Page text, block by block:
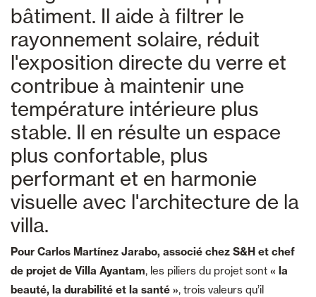
bâtiment. Il aide à filtrer le
rayonnement solaire, réduit
l'exposition directe du verre et
contribue à maintenir une
température intérieure plus
stable. Il en résulte un espace
plus confortable, plus
performant et en harmonie
visuelle avec l'architecture de la
villa.
Pour Carlos Martínez Jarabo, associé chez S&H et chef
de projet de Villa Ayantam, les piliers du projet sont « la
beauté, la durabilité et la santé », trois valeurs qu’il